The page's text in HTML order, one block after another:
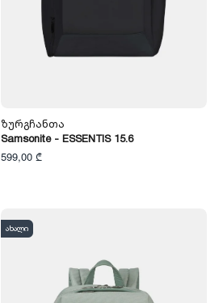
Ზურგჩანთა
Samsonite - ESSENTIS 15.6
599,00 ₾
ახალი